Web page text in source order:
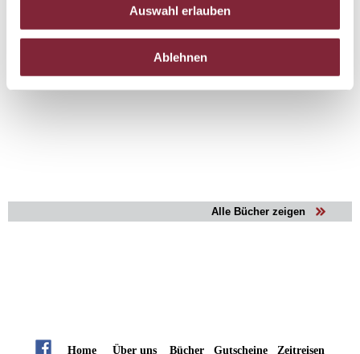
Auswahl erlauben
Ablehnen
Alle Bücher zeigen
Home Über uns Bücher Gutscheine Zeitreisen